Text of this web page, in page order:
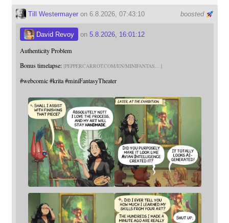
boosted
Till Westermayeron 6.8.2026, 07:43:10
David Revoy on 5.8.2026, 16:01:12
Authenticity Problem
Bonus timelapse: PEPPERCARROT.COM/EN/MINIFANTAS
#webcomic #krita #miniFantasyTheater